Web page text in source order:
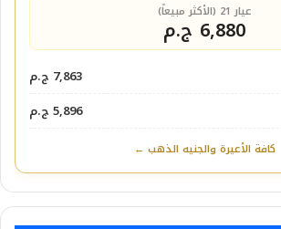
عيار 21 (الأكثر مبيعاً)
6,880 ج.م
7,863 ج.م
5,896 ج.م
كافة الأعيرة والجنيه الذهب ←